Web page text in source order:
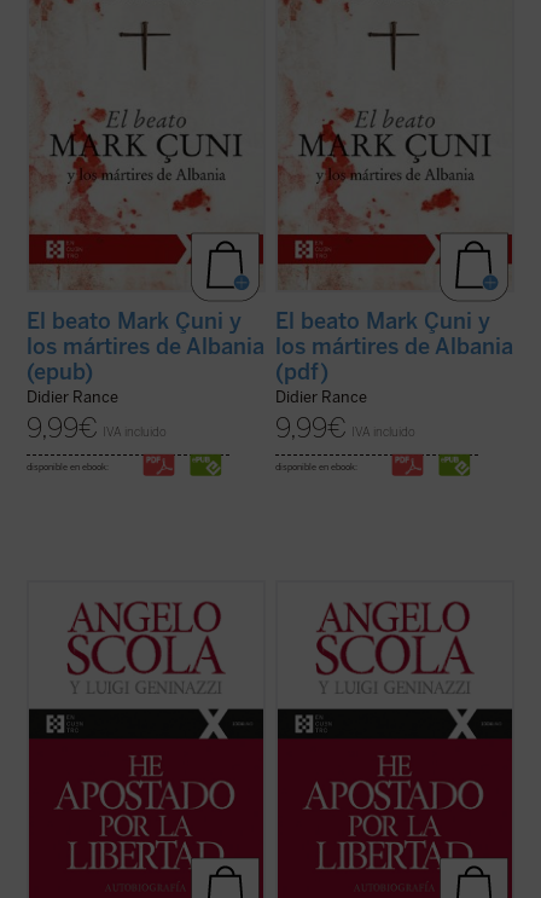
XX. «Nunca antes había conocido la
historia algo como lo acontecido en
Albania... Vuestra experiencia de muerte y
El beato Mark Çuni y
los mártires de Albania
(epub)
Didier Rance
9,99€ IVA incluido
disponible en ebook:
XX. «Nunca antes había conocido la
historia algo como lo acontecido en
Albania... Vuestra experiencia de muerte y
El beato Mark Çuni y
los mártires de Albania
(pdf)
Didier Rance
9,99€ IVA incluido
disponible en ebook:
En esta amplia conversación con el
periodista Luigi Geninazzi el cardenal
Angelo Scola aborda, junto con los
aspectos centrales de su itinerario vital, la
trayectoria y situación de la Iglesia y la
sociedad europea en el último medio siglo.
(ver ficha)
En esta amplia conversación con el
periodista Luigi Geninazzi el cardenal
Angelo Scola aborda, junto con los
aspectos centrales de su itinerario vital, la
trayectoria y situación de la Iglesia y la
sociedad europea en el último medio siglo.
(ver ficha)